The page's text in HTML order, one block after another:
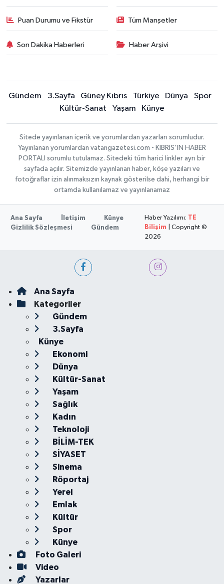
Puan Durumu ve Fikstür Tüm Manşetler
Son Dakika Haberleri Haber Arşivi
Gündem 3.Sayfa Güney Kıbrıs Türkiye Dünya
Spor
Kültür-Sanat
Yaşam Künye
Sitede yayınlanan içerik ve yorumlardan yazarları sorumludur.
Yayınlanan yorumlardan vatangazetesi.com - KIBRIS'IN HABER
PORTALI sorumlu tutulamaz. Sitedeki tüm harici linkler ayrı bir
sayfada açılır. Sitemizde yayınlanan haber, köşe yazıları ve
fotoğraflar izin alınmaksızın kaynak gösterilse dahi, herhangi bir
ortamda kullanılamaz ve yayınlanamaz
Ana Sayfa İletişim
Künye
Gizlilik Sözleşmesi
Gündem
Haber Yazılımı: TE
Bilişim | Copyright ©
2026
Ana Sayfa
Kategoriler
Gündem
3.Sayfa
Künye
Ekonomi
Dünya
Kültür-Sanat
Yaşam
Sağlık
Kadın
Teknoloji
BİLİM-TEK
SİYASET
Sinema
Röportaj
Yerel
Emlak
Kültür
Spor
Künye
Foto Galeri
Video
Yazarlar